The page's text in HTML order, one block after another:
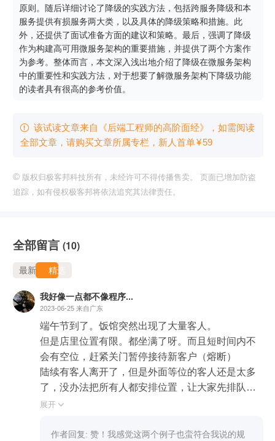
原则。随后详细讨论了降级的实践方法，包括跨服务降级和本
服务提供有损服务两大类，以及具体的降级策略和措施。此
外，还提供了面试准备方面的建议和策略。最后，强调了降级
作为构建高可用微服务架构的重要措施，并提供了两个方案作
为参考。整体而言，本文深入浅出地介绍了降级在微服务架构
中的重要性和实践方法，对于想要了解微服务架构下降级功能
的读者具有很高的参考价值。
 该试读文章来自《后端工程师的高阶面经》，如需阅读
全部文章，请购买文章所属专栏 ，新⼈⾸单¥59
© 版权归极客邦科技所有，未经许可不得传播售卖。 页面已增加防盗
追踪，如有侵权极客邦将依法追究其法律责任。
全部留言 (10)
最新 精选
我好像一点都不像程序...
2023-06-25 来自广东
端午节到了。饭馆突然出现了大量客人。
但是店里位置有限。都坐满了呀。而且短时间内不
会有空位，赶紧关门暂停接待新客户（熔断）
陆续有客人离开了，但是外面等位的客人还是太多
了，没办法把所有人都安排位置，让大家先排队
吧，有位置就让安排排前面的客人坐下（限流）。
这些菜，就跟他们说这些菜卖完了，吃吃非热门的
展开 
作者回复: 赞！我感觉这两个例子也蛮符合我说的规